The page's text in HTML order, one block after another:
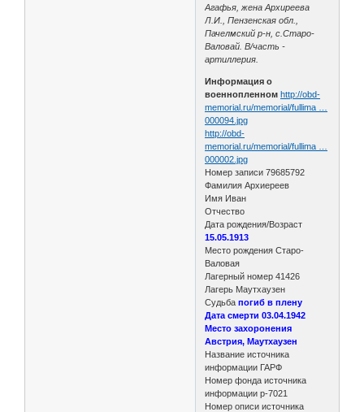
Агафья, жена Архиреева
Л.И., Пензенская обл.,
Пачелмский р-н, с.Старо-
Валовай. В/часть -
артиллерия.
Информация о
военнопленном http://obd-
memorial.ru/memorial/fullima …
000094.jpg
http://obd-
memorial.ru/memorial/fullima …
000002.jpg
Номер записи 79685792
Фамилия Архиереев
Имя Иван
Отчество
Дата рождения/Возраст
15.05.1913
Место рождения Старо-
Валовая
Лагерный номер 41426
Лагерь Маутхаузен
Судьбапогиб в плену
Дата смерти 03.04.1942
Место захоронения
Австрия, Маутхаузен
Название источника
информации ГАРФ
Номер фонда источника
информации р-7021
Номер описи источника